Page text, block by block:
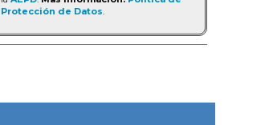
Protección de Datos.